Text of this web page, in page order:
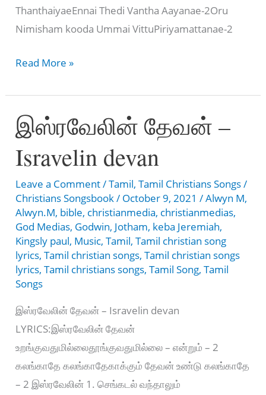
ThanthaiyaeEnnai Thedi Vantha Aayanae-2Oru
Nimisham kooda Ummai VittuPiriyamattanae-2
தேவனே
தந்தையே
–
Devanae
En
Read More »
இஸ்ரவேலின் தேவன் –
Isravelin devan
Leave a Comment/Tamil,Tamil Christians Songs/
Christians Songsbook/ October 9, 2021/Alwyn M,
Alwyn.M, bible, christianmedia, christianmedias,
God Medias, Godwin, Jotham, keba Jeremiah,
Kingsly paul, Music,Tamil,Tamil christian song
lyrics,Tamil christian songs,Tamil christian songs
lyrics,Tamil christians songs,Tamil Song,Tamil
Songs
இஸ்ரவேலின் தேவன் – Isravelin devan
LYRICS:இஸ்ரவேலின் தேவன்
உறங்குவதுமில்லைதூங்குவதுமில்லை – என்றும் – 2
கலங்காதே கலங்காதேகாக்கும் தேவன் உண்டு கலங்காதே
– 2 இஸ்ரவேலின் 1. செங்கடல் வந்தாலும்